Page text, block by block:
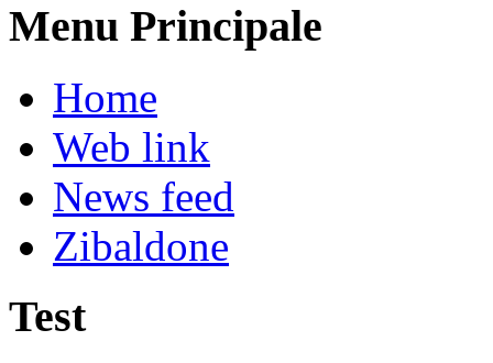
Menu Principale
Home
Web link
News feed
Zibaldone
Test